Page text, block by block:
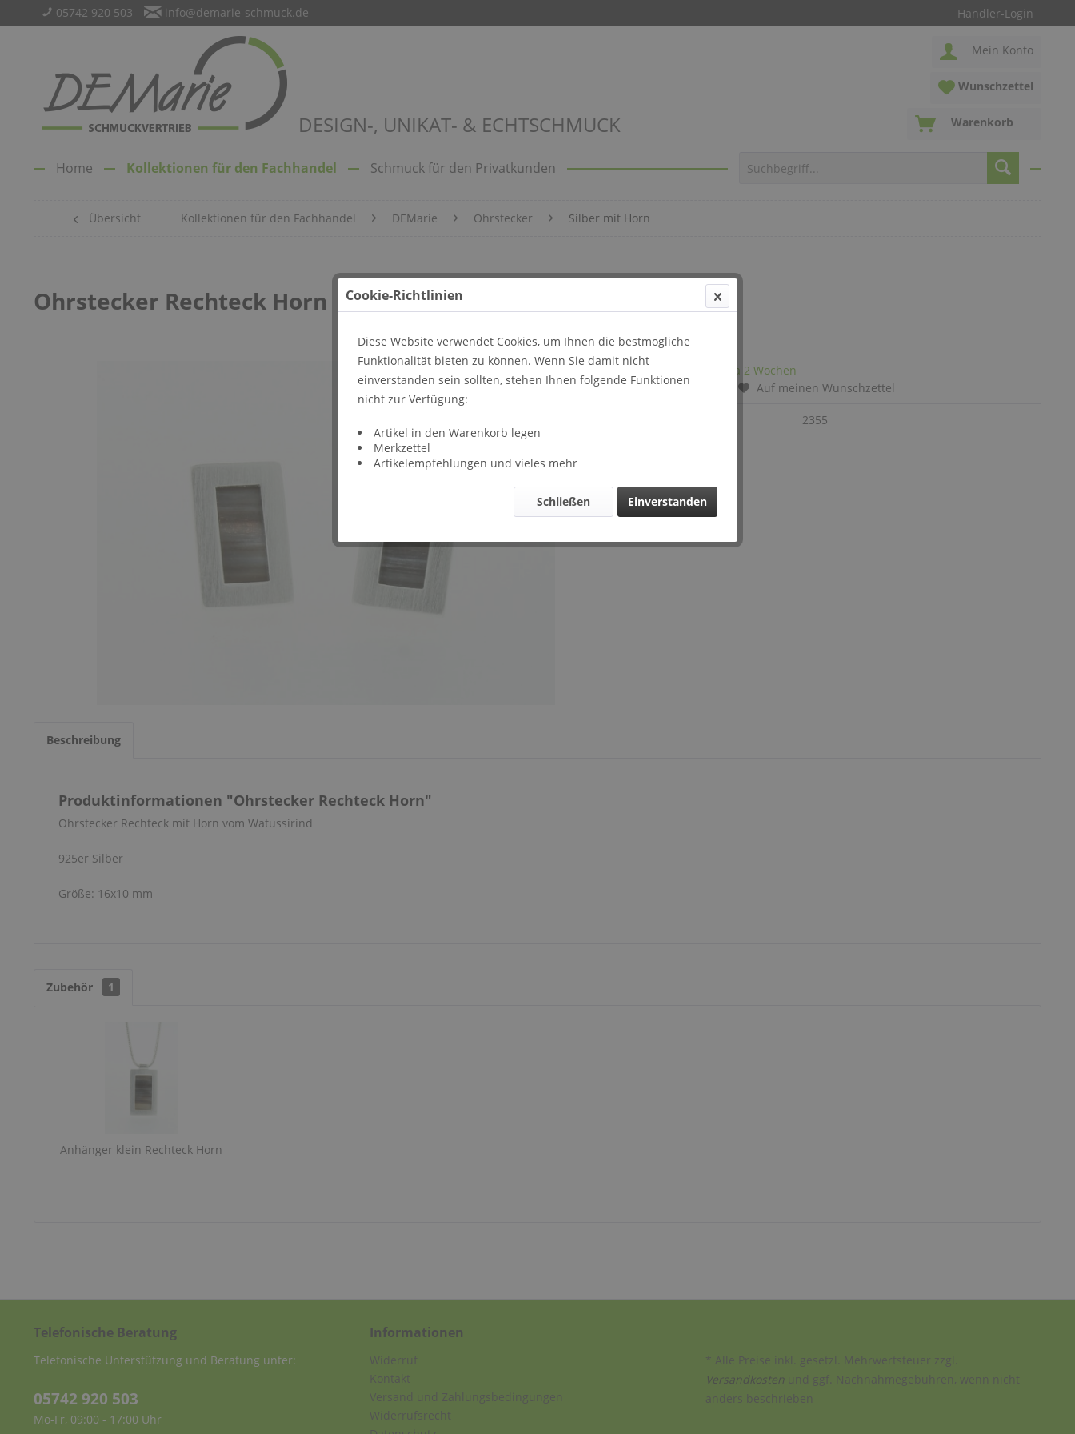
Händler-Login
05742 920 503 info@demarie-schmuck.de
DESIGN-, UNIKAT- & ECHTSCHMUCK
Mein Konto
Wunschzettel
Warenkorb
Home Kollektionen für den Fachhandel Schmuck für den Privatkunden
Übersicht Kollektionen für den Fachhandel DEMarie Ohrstecker Silber mit Horn
Ohrstecker Rechteck Horn
Lieferzeit: ca 2 Wochen
Vergleichen
Auf meinen Wunschzettel
2355
Beschreibung
Produktinformationen "Ohrstecker Rechteck Horn"
Ohrstecker Rechteck mit Horn vom Watussirind
925er Silber
Größe: 16x10 mm
Zubehör 1
Anhänger klein Rechteck Horn
Telefonische Beratung
Telefonische Unterstützung und Beratung unter:
05742 920 503
Mo-Fr, 09:00 - 17:00 Uhr
Informationen
Widerruf
Kontakt
Versand und Zahlungsbedingungen
Widerrufsrecht
* Alle Preise inkl. gesetzl. Mehrwertsteuer zzgl.
Versandkosten und ggf. Nachnahmegebühren, wenn nicht
anders beschrieben
Cookie-Richtlinien
Diese Website verwendet Cookies, um Ihnen die bestmögliche
Funktionalität bieten zu können. Wenn Sie damit nicht
einverstanden sein sollten, stehen Ihnen folgende Funktionen
nicht zur Verfügung:
Artikel in den Warenkorb legen
Merkzettel
Artikelempfehlungen und vieles mehr
Einverstanden
Schließen